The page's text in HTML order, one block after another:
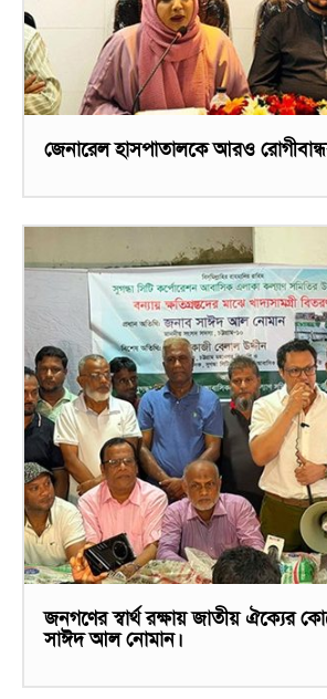
জেনারেল হাসপাতালকে আরও
জনগণের স্বার্থ রক্ষায় জাতীয় ঐক্যের
সাঈদ আল নোমান।